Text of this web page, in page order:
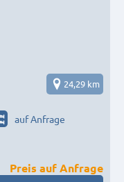
24,29 km
auf Anfrage
Preis auf Anfrage